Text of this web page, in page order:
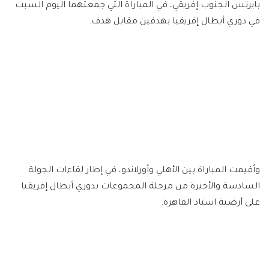
بايرتس الجنوب إفريقي، في المباراة التي جمعتهما اليوم السبت
في دوري أبطال إفريقيا بهدفين مقابل هدف.
وأقيمت المباراة بين الأهلي وأورلاندو، في إطار لقاءات الجولة
السادسة والأخيرة من مرحلة المجموعات بدوري أبطال إفريقيا
على أرضية استاد القاهرة.